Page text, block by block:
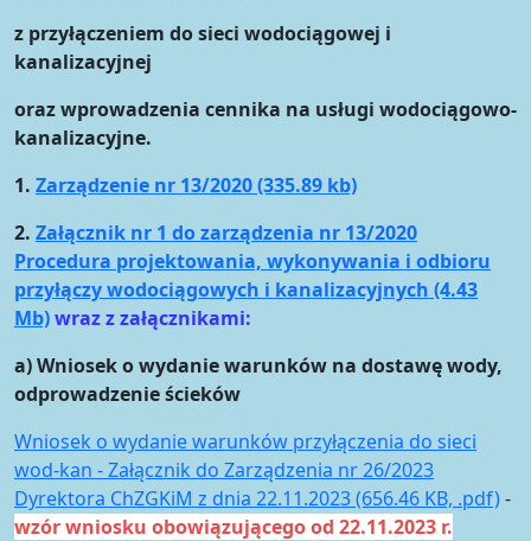
z przyłączeniem do sieci wodociągowej i
kanalizacyjnej
oraz wprowadzenia cennika na usługi wodociągowo-
kanalizacyjne.
1. Zarządzenie nr 13/2020 (335.89 kb)
2. Załącznik nr 1 do zarządzenia nr 13/2020
Procedura projektowania, wykonywania i odbioru
przyłączy wodociągowych i kanalizacyjnych (4.43
Mb)wraz z załącznikami:
a) Wniosek o wydanie warunków na dostawę wody,
odprowadzenie ścieków
Wniosek o wydanie warunków przyłączenia do sieci
wod-kan - Załącznik do Zarządzenia nr 26/2023
Dyrektora ChZGKiM z dnia 22.11.2023 (656.46 KB, .pdf) -
wzór wniosku obowiązującego od 22.11.2023 r.